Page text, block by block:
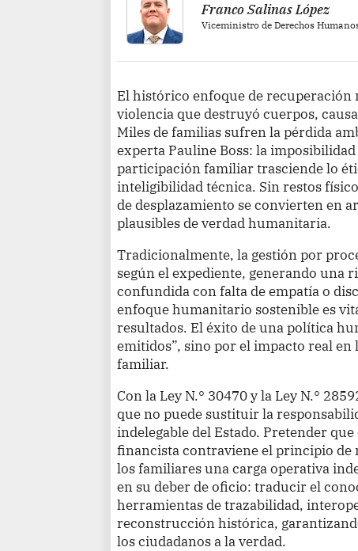
Franco Salinas López
Viceministro de Derechos
El histórico enfoque de recuperación
violencia que destruyó cuerpos,
Miles de familias sufren la pérdida
experta Pauline Boss: la
participación familiar trasciende lo
inteligibilidad técnica. Sin restos
de desplazamiento se convierten en
plausibles de verdad humanitaria.
Tradicionalmente, la gestión por
según el expediente, generando una
confundida con falta de empatía o
enfoque humanitario sostenible es
resultados. El éxito de una política
emitidos”, sino por el impacto real
familiar.
Con la Ley N.° 30470 y la Ley N.°
que no puede sustituir la
indelegable del Estado. Pretender
financista contraviene el principio
los familiares una carga operativa
en su deber de oficio: traducir el
herramientas de trazabilidad,
reconstrucción histórica,
los ciudadanos a la verdad.